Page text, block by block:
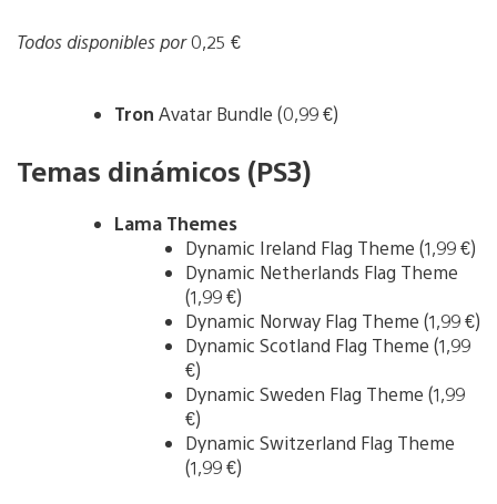
Todos disponibles por0,25 €
Tron Avatar Bundle (0,99 €)
Temas dinámicos (PS3)
Lama Themes
Dynamic Ireland Flag Theme (1,99 €)
Dynamic Netherlands Flag Theme
(1,99 €)
Dynamic Norway Flag Theme (1,99 €)
Dynamic Scotland Flag Theme (1,99
€)
Dynamic Sweden Flag Theme (1,99
€)
Dynamic Switzerland Flag Theme
(1,99 €)